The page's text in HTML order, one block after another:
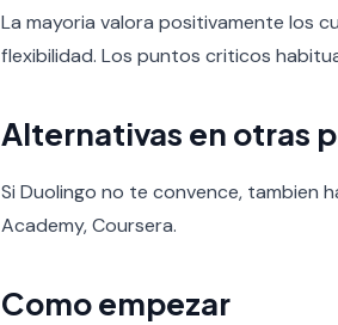
La mayoria valora positivamente los
flexibilidad. Los puntos criticos
Alternativas en otras
Si Duolingo no te convence, tambien
Academy, Coursera.
Como empezar